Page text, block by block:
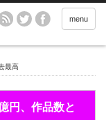
menu
最高
円、作品数と